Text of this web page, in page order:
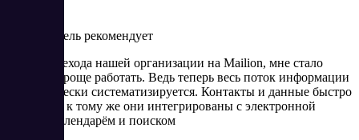
Пользователь рекомендует
После перехода нашей организации на Mailion, мне стало
намного проще работать. Ведь теперь весь поток информации
автоматически систематизируется. Контакты и данные быстро
находятся, к тому же они интегрированы с электронной
почтой, календарём и поиском